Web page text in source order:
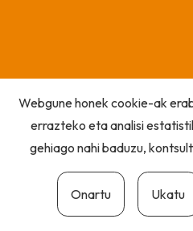
Webgune honek cookie-ak
errazteko eta analisi
gehiago nahi baduzu,
Onartu Ukatu